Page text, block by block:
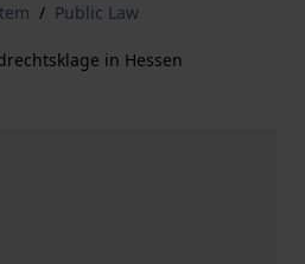
/ Public Law
in Hessen